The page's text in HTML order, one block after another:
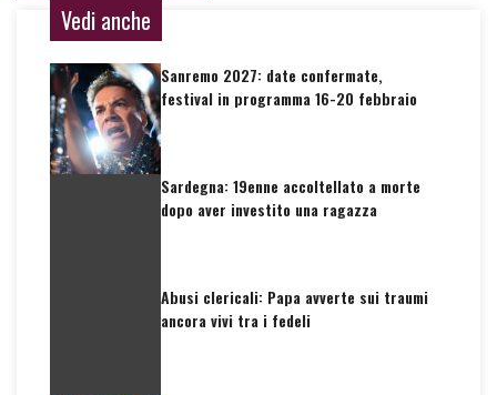
Vedi anche
Sanremo 2027: date confermate,
festival in programma 16-20 febbraio
Sardegna: 19enne accoltellato a morte
dopo aver investito una ragazza
Abusi clericali: Papa avverte sui traumi
ancora vivi tra i fedeli